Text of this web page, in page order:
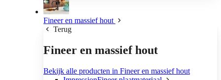
Fineer en massief hout
Terug
Fineer en massief hout
Bekijk alle producten in Fineer en massief hout